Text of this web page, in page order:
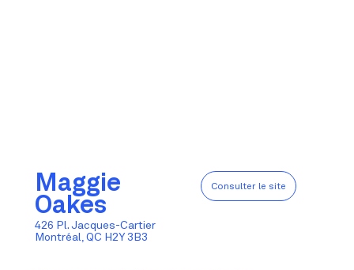
Maggie
Oakes
Consulter le site
426 Pl. Jacques-Cartier
Montréal, QC H2Y 3B3